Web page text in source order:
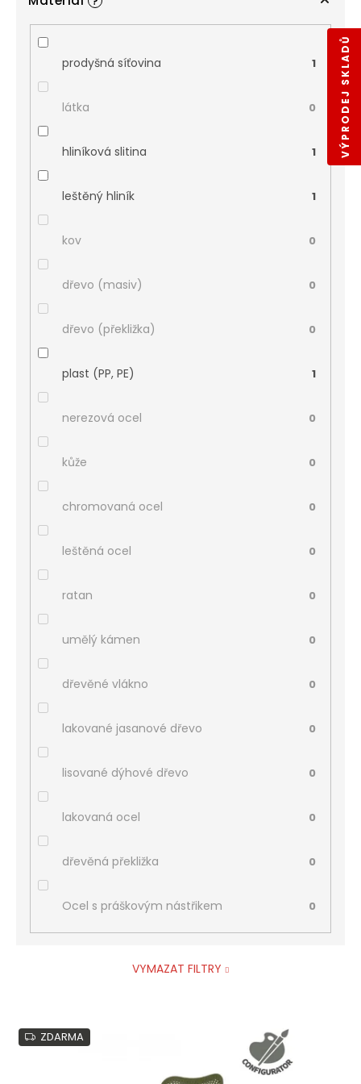
prodyšná síťovina 1
látka 0
hliníková slitina 1
leštěný hliník 1
kov 0
dřevo (masiv) 0
dřevo (překližka) 0
plast (PP, PE) 1
nerezová ocel 0
kůže 0
chromovaná ocel 0
leštěná ocel 0
ratan 0
umělý kámen 0
dřevěné vlákno 0
lakované jasanové dřevo 0
lisované dýhové dřevo 0
lakovaná ocel 0
dřevěná překližka 0
Ocel s práškovým nástřikem 0
VYMAZAT FILTRY
V
ý ZDARMA
VÝPRODEJ SKLADŮ